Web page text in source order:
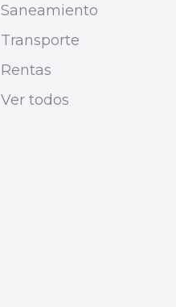
Saneamiento
Transporte
Rentas
Ver todos